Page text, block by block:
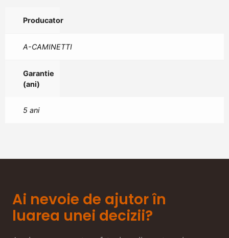
Producator
A-CAMINETTI
Garantie
(ani)
5 ani
Ai nevoie de ajutor în
luarea unei decizii?